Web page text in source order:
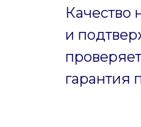
Качество
и
гарантия